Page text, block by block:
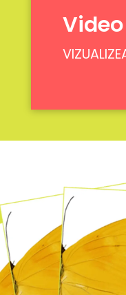
Video